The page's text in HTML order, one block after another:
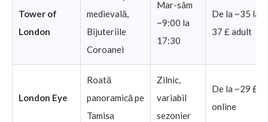
Tower of
London
medievală,
Bijuteriile
Coroanei
Mar-sâm
~9:00 la
17:30
De la ~35 la
37 £ adult
London Eye
Roată
panoramică pe
Tamisa
Zilnic,
variabil
sezonier
De la ~29 £
online